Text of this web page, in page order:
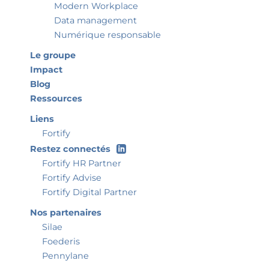
Modern Workplace
Data management
Numérique responsable
Le groupe
Impact
Blog
Ressources
Liens
Fortify
Restez connectés
Fortify HR Partner
Fortify Advise
Fortify Digital Partner
Nos partenaires
Silae
Foederis
Pennylane